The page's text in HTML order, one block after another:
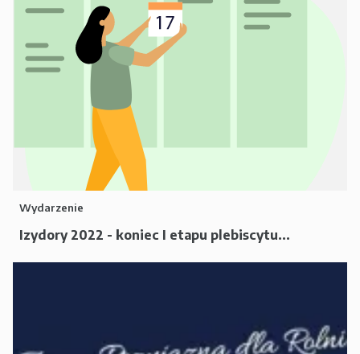
Wydarzenie
Izydory 2022 - koniec I etapu plebiscytu...